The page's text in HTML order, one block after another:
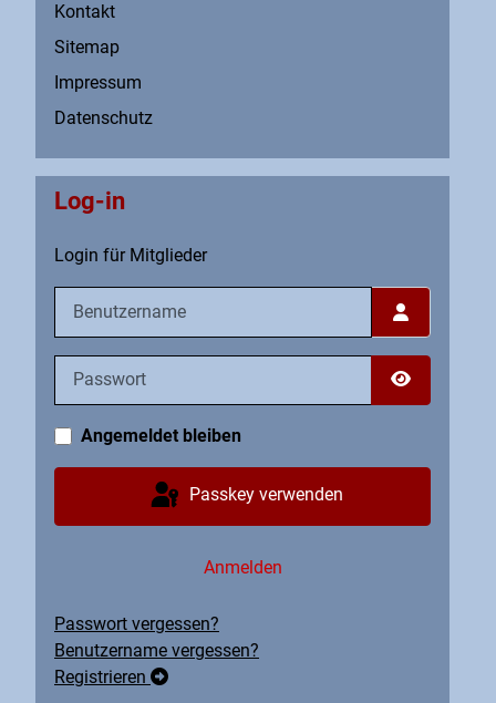
Kontakt
Sitemap
Impressum
Datenschutz
Log-in
Login für Mitglieder
Passwort
Angemeldet bleiben
Passkey verwenden
Anmelden
Passwort vergessen?
Benutzername vergessen?
Registrieren